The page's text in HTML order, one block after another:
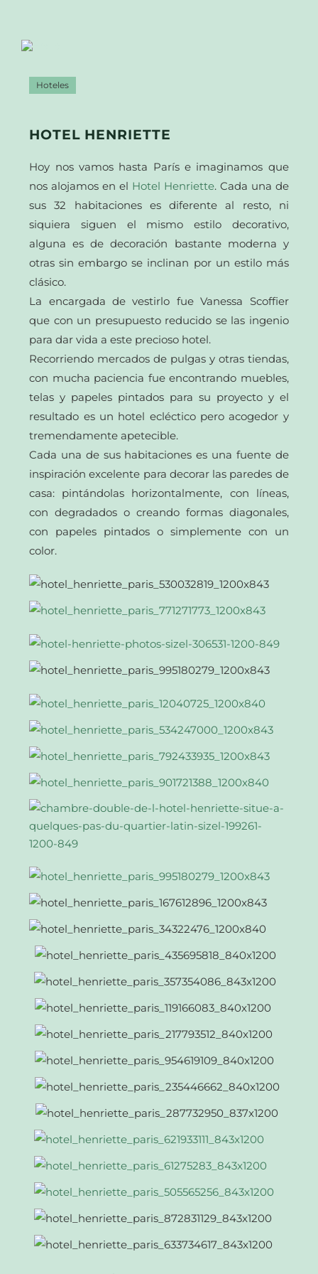
Hoteles
HOTEL HENRIETTE
Hoy nos vamos hasta París e imaginamos que
nos alojamos en el Hotel Henriette. Cada una de
sus 32 habitaciones es diferente al resto, ni
siquiera siguen el mismo estilo decorativo,
alguna es de decoración bastante moderna y
otras sin embargo se inclinan por un estilo más
clásico.
La encargada de vestirlo fue Vanessa Scoffier
que con un presupuesto reducido se las ingenio
para dar vida a este precioso hotel.
Recorriendo mercados de pulgas y otras tiendas,
con mucha paciencia fue encontrando muebles,
telas y papeles pintados para su proyecto y el
resultado es un hotel ecléctico pero acogedor y
tremendamente apetecible.
Cada una de sus habitaciones es una fuente de
inspiración excelente para decorar las paredes de
casa: pintándolas horizontalmente, con líneas,
con degradados o creando formas diagonales,
con papeles pintados o simplemente con un
color.